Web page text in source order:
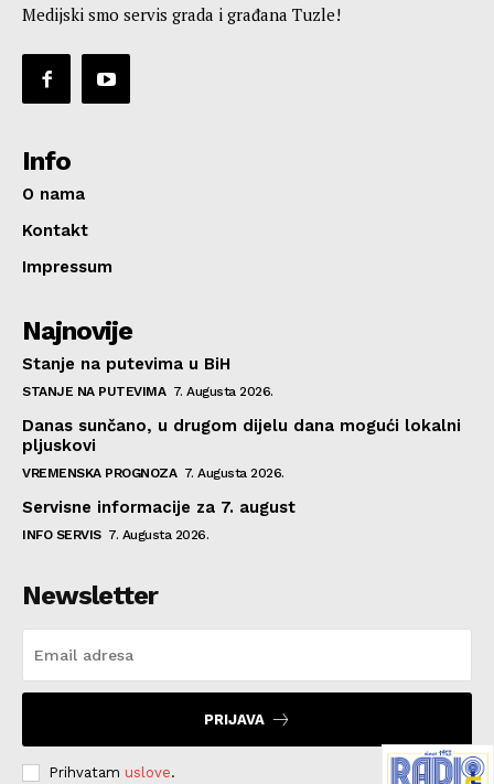
Medijski smo servis grada i građana Tuzle!
Info
O nama
Kontakt
Impressum
Najnovije
Stanje na putevima u BiH
STANJE NA PUTEVIMA 7. Augusta 2026.
Danas sunčano, u drugom dijelu dana mogući lokalni
pljuskovi
VREMENSKA PROGNOZA 7. Augusta 2026.
Servisne informacije za 7. august
INFO SERVIS 7. Augusta 2026.
Newsletter
PRIJAVA
Prihvatam uslove.